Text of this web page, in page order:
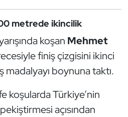
metrede ikincilik
koşan Mehmet
finiş çizgisini ikinci
madalyayı boynuna taktı.
koşularda Türkiye’nin
açısından